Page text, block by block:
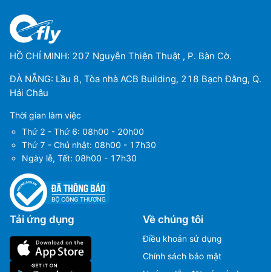
HỒ CHÍ MINH: 207 Nguyễn Thiện Thuật , P. Bàn Cờ.
ĐÀ NẴNG: Lầu 8, Tòa nhà ACB Building, 218 Bạch Đằng, Q.
Hải Châu
Thời gian làm việc
Thứ 2 - Thứ 6: 08h00 - 20h00
Thứ 7 - Chủ nhật: 08h00 - 17h30
Ngày lễ, Tết: 08h00 - 17h30
Tải ứng dụng Về chúng tôi
Điều khoản sử dụng
Chính sách bảo mật